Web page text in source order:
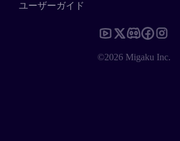
ユーザーガイド
©2026 Migaku Inc.